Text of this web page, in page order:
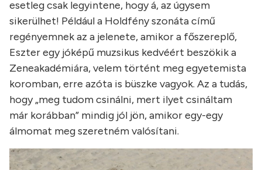
esetleg csak legyintene, hogy á, az úgysem
sikerülhet! Például a Holdfény szonáta című
regényemnek az a jelenete, amikor a főszereplő,
Eszter egy jóképű muzsikus kedvéért beszökik a
Zeneakadémiára, velem történt meg egyetemista
koromban, erre azóta is büszke vagyok. Az a tudás,
hogy „meg tudom csinálni, mert ilyet csináltam
már korábban” mindig jól jön, amikor egy-egy
álmomat meg szeretném valósítani.